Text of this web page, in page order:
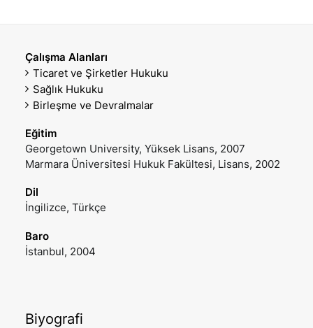
Çalışma Alanları
Ticaret ve Şirketler Hukuku
Sağlık Hukuku
Birleşme ve Devralmalar
Eğitim
Georgetown University, Yüksek Lisans, 2007
Marmara Üniversitesi Hukuk Fakültesi, Lisans, 2002
Dil
İngilizce, Türkçe
Baro
İstanbul, 2004
Biyografi